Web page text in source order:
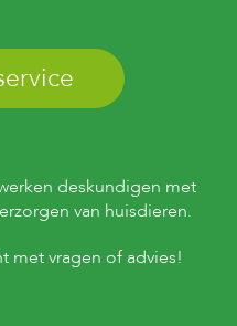
deskundigen met
van huisdieren.
met vragen of advies!